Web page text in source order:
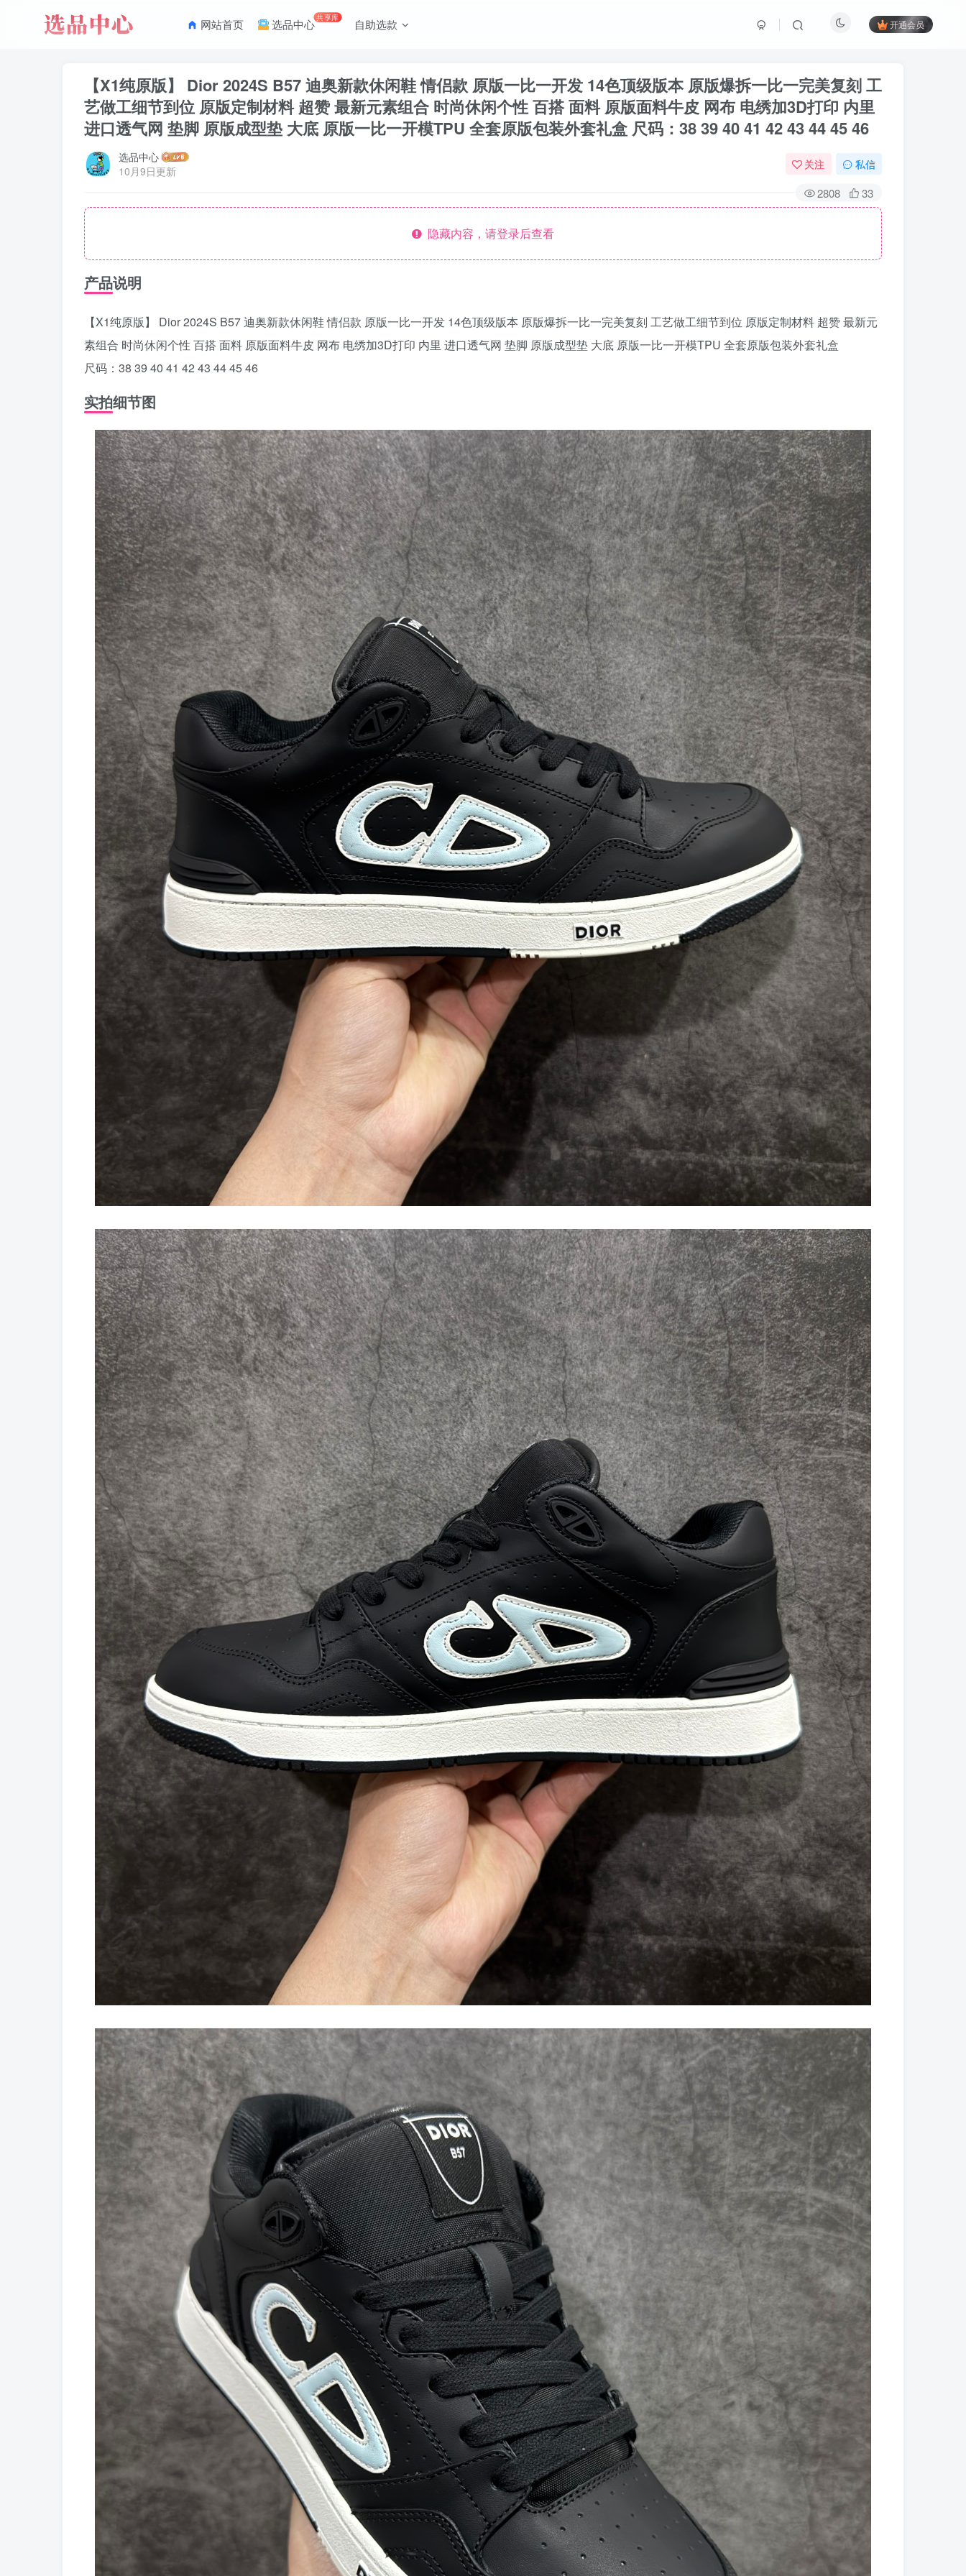
网站首页 选品中心共享库 自助选款 开通会员
【X1纯原版】 Dior 2024S B57 迪奥新款休闲鞋 情侣款 原版一比一开发 14色顶级版本 原版爆拆一比一完美复刻 工
艺做工细节到位 原版定制材料 超赞 最新元素组合 时尚休闲个性 百搭 面料 原版面料牛皮 网布 电绣加3D打印 内里
进口透气网 垫脚 原版成型垫 大底 原版一比一开模TPU 全套原版包装外套礼盒 尺码：38 39 40 41 42 43 44 45 46
选品中心
10月9日更新
关注 私信
2808 33
隐藏内容，请登录后查看
产品说明
【X1纯原版】 Dior 2024S B57 迪奥新款休闲鞋 情侣款 原版一比一开发 14色顶级版本 原版爆拆一比一完美复刻 工艺做工细节到位 原版定制材料 超赞 最新元
素组合 时尚休闲个性 百搭 面料 原版面料牛皮 网布 电绣加3D打印 内里 进口透气网 垫脚 原版成型垫 大底 原版一比一开模TPU 全套原版包装外套礼盒
尺码：38 39 40 41 42 43 44 45 46
实拍细节图